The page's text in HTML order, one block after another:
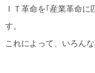
ＩＴ革命を｢産業革命
す。
これによって、いろん